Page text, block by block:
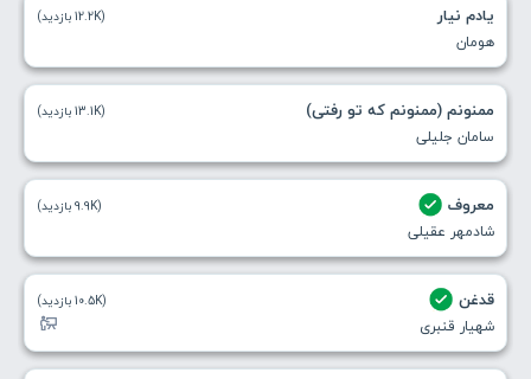
یادم نیار
هومان
(12.2K بازدید)
ممنونم (ممنونم که تو رفتی)
سامان جلیلی
(13.1K بازدید)
معروف
شادمهر عقیلی
(9.9K بازدید)
قدغن
شهیار قنبری
(10.5K بازدید)